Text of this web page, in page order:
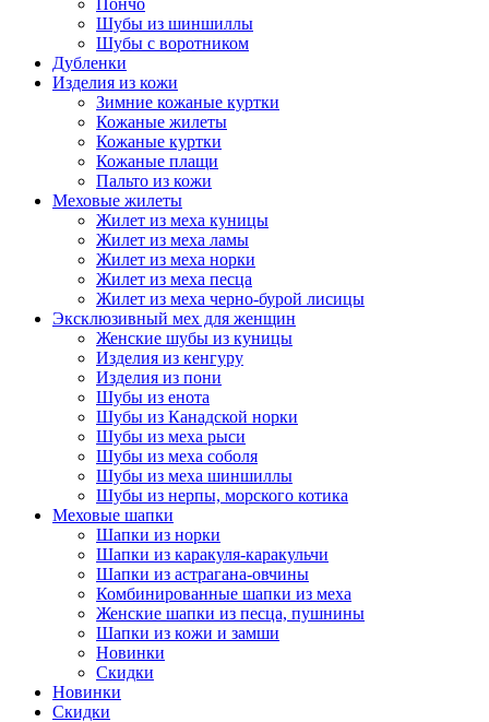
Пончо
Шубы из шиншиллы
Шубы с воротником
Дубленки
Изделия из кожи
Зимние кожаные куртки
Кожаные жилеты
Кожаные куртки
Кожаные плащи
Пальто из кожи
Меховые жилеты
Жилет из меха куницы
Жилет из меха ламы
Жилет из меха норки
Жилет из меха песца
Жилет из меха черно-бурой лисицы
Эксклюзивный мех для женщин
Женские шубы из куницы
Изделия из кенгуру
Изделия из пони
Шубы из енота
Шубы из Канадской норки
Шубы из меха рыси
Шубы из меха соболя
Шубы из меха шиншиллы
Шубы из нерпы, морского котика
Меховые шапки
Шапки из норки
Шапки из каракуля-каракульчи
Шапки из астрагана-овчины
Комбинированные шапки из меха
Женские шапки из песца, пушнины
Шапки из кожи и замши
Новинки
Скидки
Новинки
Скидки